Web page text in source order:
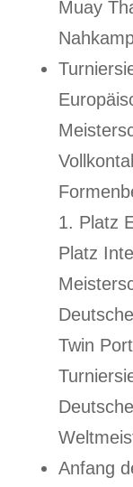
Muay
1. Platz
Platz
Twin
Anfang